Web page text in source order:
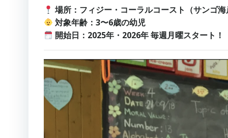
場所：フィジー・コーラルコースト（サンゴ
対象年齢：3〜6歳の幼児
開始日：2025年・2026年 毎週月曜スタート！